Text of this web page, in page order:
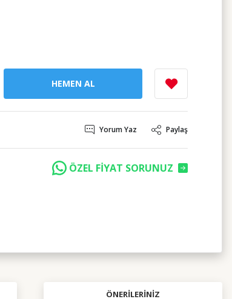
HEMEN AL
Yorum Yaz Paylaş
ÖZEL FİYAT SORUNUZ
ÖNERILERINIZ